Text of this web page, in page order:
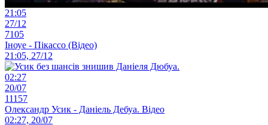
21:05
27/12
7105
Іноуе - Пікассо (Відео)
21:05, 27/12
02:27
20/07
11157
Олександр Усик - Даніель Дебуа. Відео
02:27, 20/07